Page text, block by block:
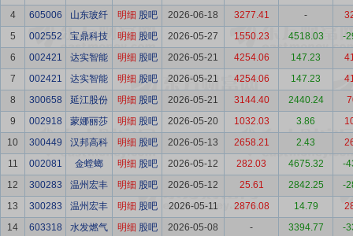
4
605006 山东玻纤 明细 股吧 2026-06-18 3277.41 -
5
002552 宝鼎科技 明细 股吧 2026-05-27 1550.23 4518.03
-
6
002421 达实智能 明细 股吧 2026-05-21 4254.06 147.23
7
002421 达实智能 明细 股吧 2026-05-21 4254.06 147.23
8
300658 延江股份 明细 股吧 2026-05-21 3144.40 2440.24
9
002918 蒙娜丽莎 明细 股吧 2026-05-20 1032.03 3.86
10
300449 汉邦高科 明细 股吧 2026-05-13 2658.21 2.43
11
002081 金螳螂 明细 股吧 2026-05-12 282.03 4675.32
-
12
300283 温州宏丰 明细 股吧 2026-05-12 25.61 2842.25
-
13
300283 温州宏丰 明细 股吧 2026-05-11 2876.08 14.79
14
603318 水发燃气 明细 股吧 2026-05-08 - 3394.77
-